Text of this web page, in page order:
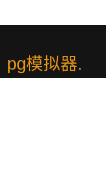
pg模拟器.